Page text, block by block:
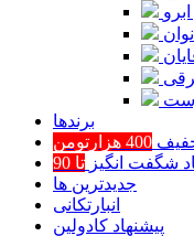
برند‌ها
400 هزارتومن
شگفت انگیز
جدیدترین ها
انبارتکانی
پیشنهاد کادولین